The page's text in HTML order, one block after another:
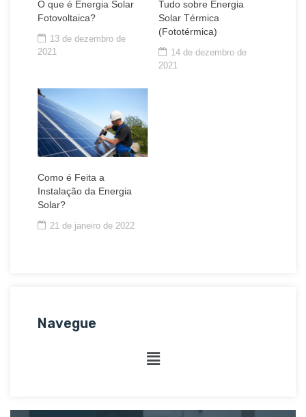
O que é Energia Solar
Fotovoltaica?
13 de dezembro de
2021
Tudo sobre Energia
Solar Térmica
(Fototérmica)
14 de dezembro de
2021
Como é Feita a
Instalação da Energia
Solar?
21 de janeiro de 2022
Navegue